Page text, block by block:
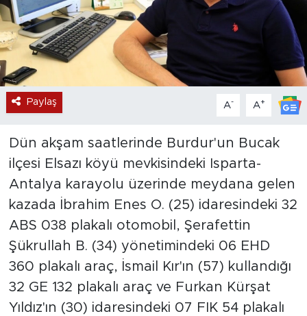
Paylaş A- A+
Dün akşam saatlerinde Burdur'un Bucak
ilçesi Elsazı köyü mevkisindeki Isparta-
Antalya karayolu üzerinde meydana gelen
kazada İbrahim Enes O. (25) idaresindeki 32
ABS 038 plakalı otomobil, Şerafettin
Şükrullah B. (34) yönetimindeki 06 EHD
360 plakalı araç, İsmail Kır'ın (57) kullandığı
32 GE 132 plakalı araç ve Furkan Kürşat
Yıldız'ın (30) idaresindeki 07 FIK 54 plakalı